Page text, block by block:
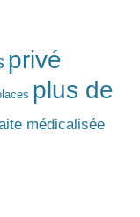
privé
plus de
médicalisée